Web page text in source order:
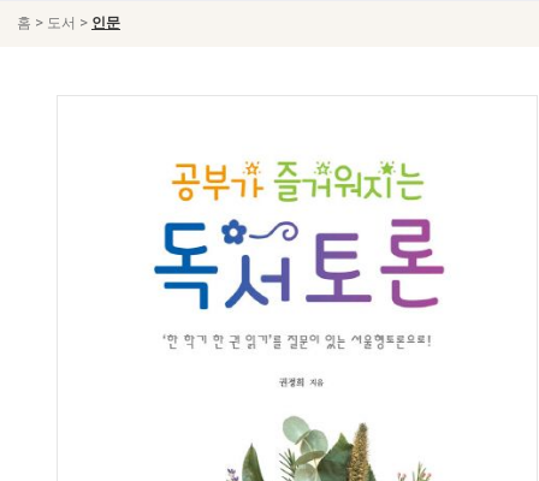
홈 > 도서 > 인문